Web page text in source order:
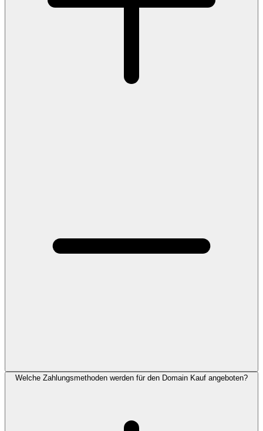
Welche Zahlungsmethoden werden für den Domain Kauf angeboten?